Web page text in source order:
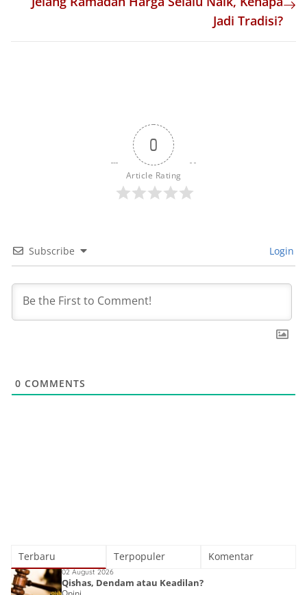
Jadi Tradisi?
0
Article Rating
Subscribe Login
0 COMMENTS
Terbaru Terpopuler Komentar
02 August 2026
Qishas, Dendam atau Keadilan?